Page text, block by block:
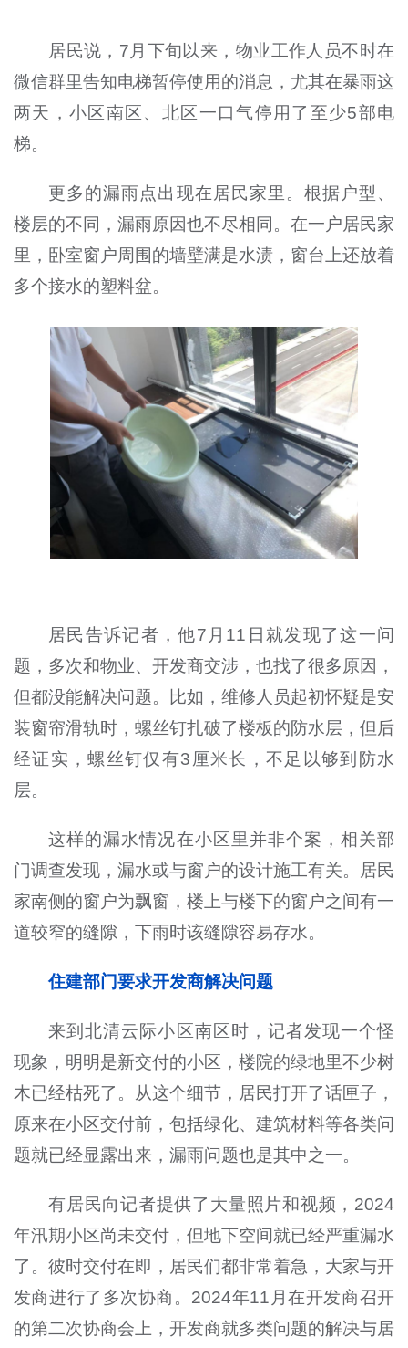
居民说，7月下旬以来，物业工作人员不时在
微信群里告知电梯暂停使用的消息，尤其在暴雨这
两天，小区南区、北区一口气停用了至少5部电
梯。
更多的漏雨点出现在居民家里。根据户型、
楼层的不同，漏雨原因也不尽相同。在一户居民家
里，卧室窗户周围的墙壁满是水渍，窗台上还放着
多个接水的塑料盆。
居民告诉记者，他7月11日就发现了这一问
题，多次和物业、开发商交涉，也找了很多原因，
但都没能解决问题。比如，维修人员起初怀疑是安
装窗帘滑轨时，螺丝钉扎破了楼板的防水层，但后
经证实，螺丝钉仅有3厘米长，不足以够到防水
层。
这样的漏水情况在小区里并非个案，相关部
门调查发现，漏水或与窗户的设计施工有关。居民
家南侧的窗户为飘窗，楼上与楼下的窗户之间有一
道较窄的缝隙，下雨时该缝隙容易存水。
住建部门要求开发商解决问题
来到北清云际小区南区时，记者发现一个怪
现象，明明是新交付的小区，楼院的绿地里不少树
木已经枯死了。从这个细节，居民打开了话匣子，
原来在小区交付前，包括绿化、建筑材料等各类问
题就已经显露出来，漏雨问题也是其中之一。
有居民向记者提供了大量照片和视频，2024
年汛期小区尚未交付，但地下空间就已经严重漏水
了。彼时交付在即，居民们都非常着急，大家与开
发商进行了多次协商。2024年11月在开发商召开
的第二次协商会上，开发商就多类问题的解决与居